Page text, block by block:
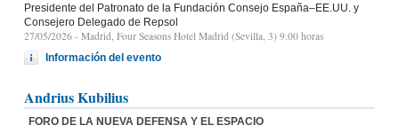
Presidente del Patronato de la Fundación Consejo España–EE.UU. y
Consejero Delegado de Repsol
27/05/2026 - Madrid, Four Seasons Hotel Madrid (Sevilla, 3) 9.00 horas
Información del evento
Andrius Kubilius
FORO DE LA NUEVA DEFENSA Y EL ESPACIO